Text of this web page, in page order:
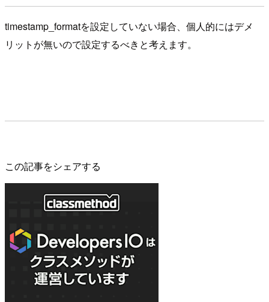
timestamp_formatを設定していない場合、個人的にはデメ
リットが無いので設定するべきと考えます。
この記事をシェアする